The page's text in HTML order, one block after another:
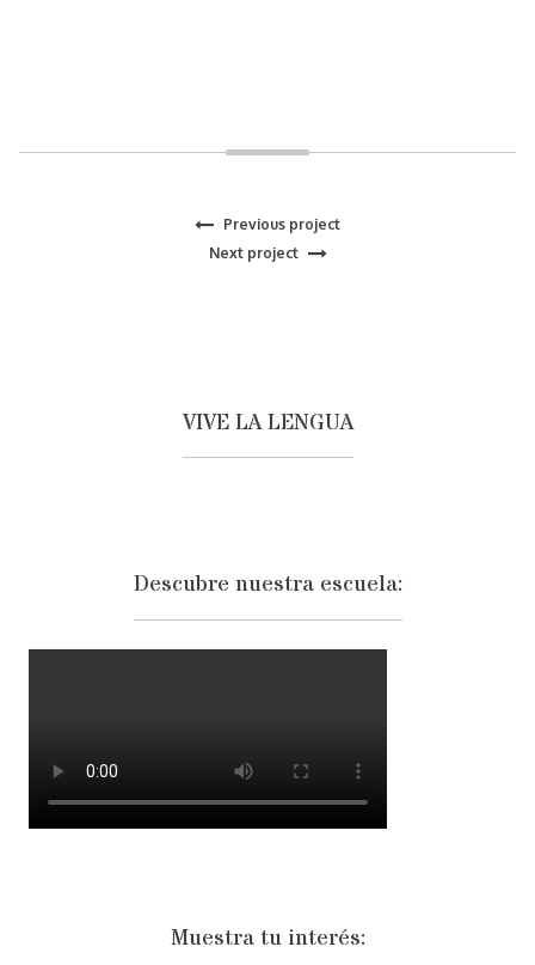
Previous projectPrevious
Next project
Next
VIVE LA LENGUA
Descubre nuestra escuela:
Muestra tu interés: